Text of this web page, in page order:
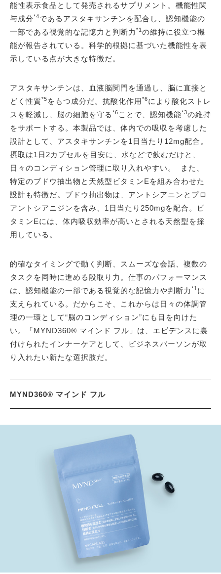
能性表示食品として発売されるサプリメント。機能性関
与成分*4であるアスタキサンチンを配合し、認知機能の
一部である視覚的な記憶力と判断力 *1 の維持に役立つ機
能が報告されている。科学的根拠に基づいた機能性を表
示している点が大きな特徴だ。
アスタキサンチンは、血液脳関門を通過し、脳に直接と
どく性質*5 をもつ成分だ。抗酸化作用*6により酸化ストレ
スを軽減し、脳の細胞を守る *6 ことで、認知機能*3の維持
をサポートする。本製品では、体内での吸収を考慮した
設計として、アスタキサンチンを1日当たり12mg配合。
摂取は1日2カプセルを目安に、水などで飲むだけと、
日々のコンディション管理に取り入れやすい。 また、
特定のブドウ抽出物と天然型ビタミンEを組み合わせた
設計も特徴だ。ブドウ抽出物は、アントシアニンとプロ
アントシアニジンを含み、1日当たり250mgを配合。ビ
タミンEには、体内吸収効率が高いとされる天然型を採
用している。
的確なタイミングで動く判断、スムーズな会話、複数の
タスクを同時に進める段取り力。仕事のパフォーマンス
は、認知機能の一部である視覚的な記憶力や判断力 *1 に
支えられている。だからこそ、これからは日々の体調管
理の一環として“脳のコンディション”にも目を向けた
い。「MYND360® マインド フル」は、エビデンスに裏
付けられたインナーケアとして、ビジネスパーソンが取
り入れたい新たな選択肢だ。
MYND360® マインド フル